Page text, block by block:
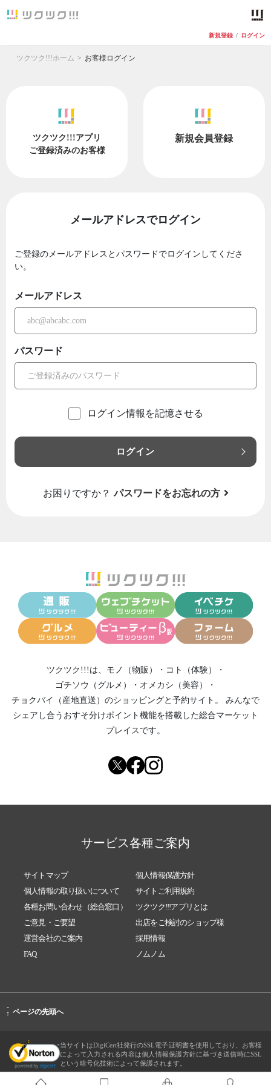
新規登録 / ログイン
ツクツク!!!ホーム お客様ログイン
ツクツク!!!アプリ
ご登録済みのお客様
新規会員登録
メールアドレスでログイン
ご登録のメールアドレスとパスワードでログインしてくださ
い。
メールアドレス
パスワード
ログイン情報を記憶させる
ログイン
お困りですか？ パスワードをお忘れの方
ツクツク!!!は、 モノ（物販） ・ コト（体験）
・
ゴチソウ（グルメ）
・ オメカシ（美容）
・
チョクバイ（産地直送） のショッピングと予約サイト。
みんなで
シェアし合う おすそ分けポイント機能を搭載した総合マーケット
プレイスです。
サービス各種ご案内
サイトマップ
個人情報保護方針
個人情報の取り扱いについて
サイトご利用規約
各種お問い合わせ（総合窓口）
ツクツク!!!アプリとは
ご意見・ご要望
出店をご検討のショップ様
運営会社のご案内
採用情報
FAQ
ノムノム
-
↑ ページの先頭へ
当サイトはDigiCert社発行のSSL電子証明書を使用しており、お客様
によって入力される内容は個人情報保護方針に基づき送信時にSSL
という暗号化技術によって保護されます。